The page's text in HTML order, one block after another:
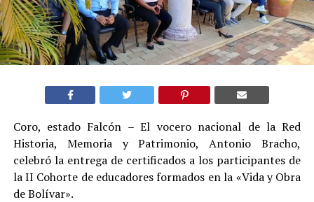
Coro, estado Falcón – El vocero nacional de la Red
Historia, Memoria y Patrimonio, Antonio Bracho,
celebró la entrega de certificados a los participantes de
la II Cohorte de educadores formados en la «Vida y Obra
de Bolívar».